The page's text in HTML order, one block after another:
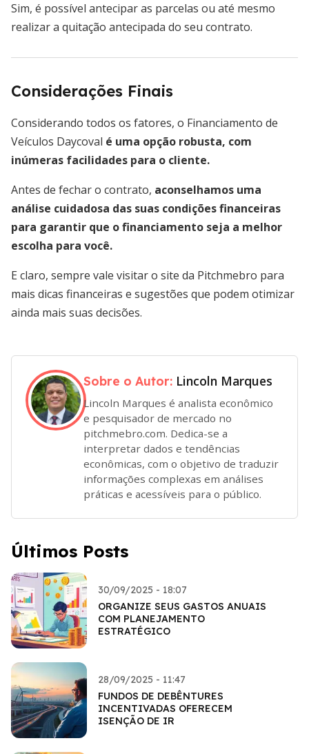
Sim, é possível antecipar as parcelas ou até mesmo
realizar a quitação antecipada do seu contrato.
Considerações Finais
Considerando todos os fatores, o Financiamento de
Veículos Daycoval é uma opção robusta, com
inúmeras facilidades para o cliente.
Antes de fechar o contrato, aconselhamos uma
análise cuidadosa das suas condições financeiras
para garantir que o financiamento seja a melhor
escolha para você.
E claro, sempre vale visitar o site da Pitchmebro para
mais dicas financeiras e sugestões que podem otimizar
ainda mais suas decisões.
Sobre o Autor: Lincoln Marques
Lincoln Marques é analista econômico
e pesquisador de mercado no
pitchmebro.com. Dedica-se a
interpretar dados e tendências
econômicas, com o objetivo de traduzir
informações complexas em análises
práticas e acessíveis para o público.
Últimos Posts
30/09/2025 - 18:07
ORGANIZE SEUS GASTOS ANUAIS
COM PLANEJAMENTO
ESTRATÉGICO
28/09/2025 - 11:47
FUNDOS DE DEBÊNTURES
INCENTIVADAS OFERECEM
ISENÇÃO DE IR